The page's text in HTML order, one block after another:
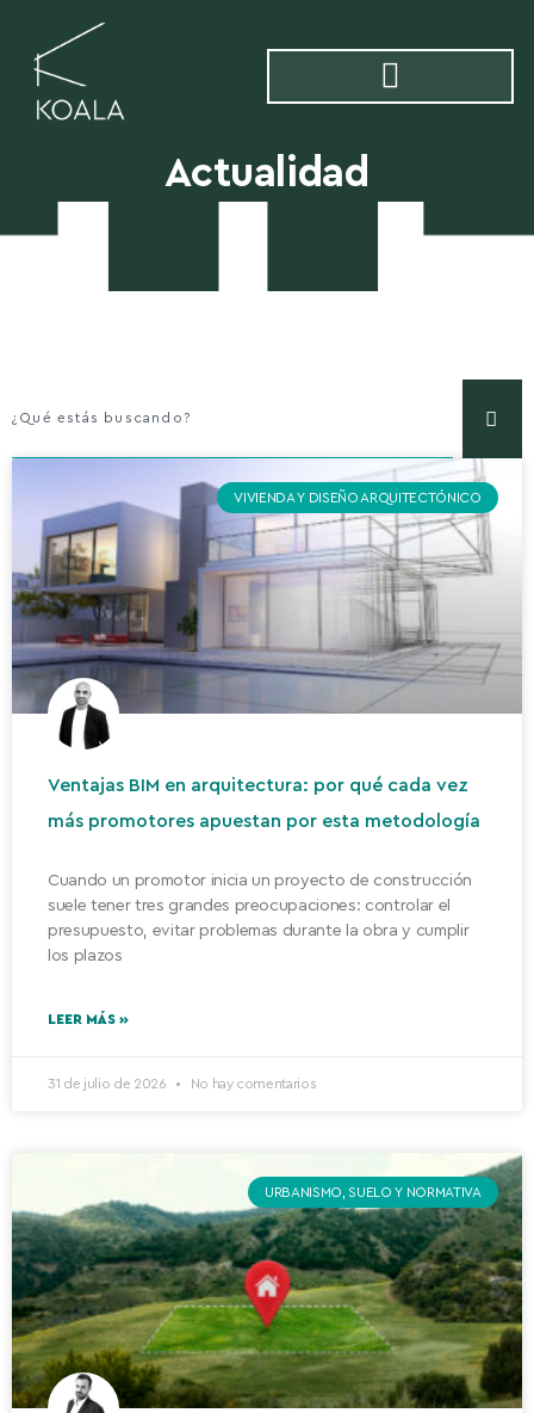
Actualidad
Actualidad
VIVIENDA Y DISEÑO ARQUITECTÓNICO
Ventajas BIM en arquitectura: por qué cada vez
más promotores apuestan por esta metodología
Cuando un promotor inicia un proyecto de construcción
suele tener tres grandes preocupaciones: controlar el
presupuesto, evitar problemas durante la obra y cumplir
los plazos
LEER MÁS »
31 de julio de 2026 No hay comentarios
URBANISMO, SUELO Y NORMATIVA